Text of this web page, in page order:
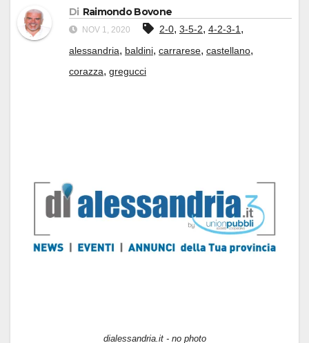
Di Raimondo Bovone
NOV 1, 2020 2-0, 3-5-2, 4-2-3-1,
alessandria, baldini, carrarese, castellano,
corazza, gregucci
dialessandria.it - no photo